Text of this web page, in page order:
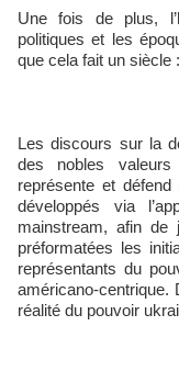
Une fois de plus,
politiques et les
que cela fait un siècle
Les discours sur la
des nobles valeurs
représente et
développés via
mainstream, afin de
préformatées les
représentants du
américano-centrique.
réalité du pouvoir